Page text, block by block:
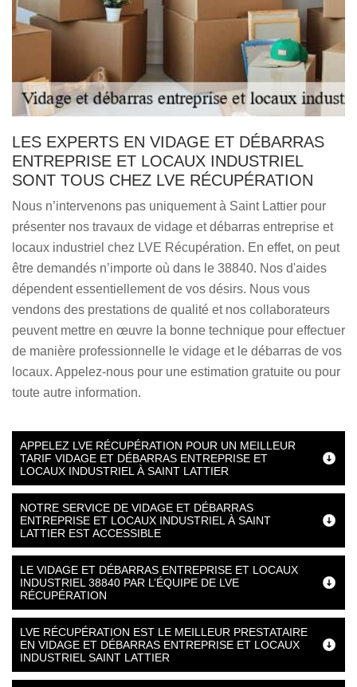
LES EXPERTS EN VIDAGE ET DÉBARRAS
ENTREPRISE ET LOCAUX INDUSTRIEL
SONT TOUS CHEZ LVE RÉCUPÉRATION
Nous n’intervenons pas uniquement à Saint Lattier pour
présenter nos travaux de vidage et débarras entreprise et
locaux industriel chez LVE Récupération. En effet, on peut
être demandés n’importe où dans le 38840. Nos d'aides
dépendent essentiellement de vos désirs. Nous vous
vendons des prestations de qualité et nos collaborateurs
peuvent mettre en œuvre la bonne technique pour effectuer
de manière professionnelle le vidage et le débarras de vos
locaux. Appelez-nous pour une estimation gratuite ou pour
toute autre information.
APPELEZ LVE RÉCUPÉRATION POUR UN MEILLEUR
TARIF VIDAGE ET DÉBARRAS ENTREPRISE ET
LOCAUX INDUSTRIEL À SAINT LATTIER
NOTRE SERVICE DE VIDAGE ET DÉBARRAS
ENTREPRISE ET LOCAUX INDUSTRIEL À SAINT
LATTIER EST ACCESSIBLE
LE VIDAGE ET DÉBARRAS ENTREPRISE ET LOCAUX
INDUSTRIEL 38840 PAR L’ÉQUIPE DE LVE
RÉCUPÉRATION
LVE RÉCUPÉRATION EST LE MEILLEUR PRESTATAIRE
EN VIDAGE ET DÉBARRAS ENTREPRISE ET LOCAUX
INDUSTRIEL SAINT LATTIER